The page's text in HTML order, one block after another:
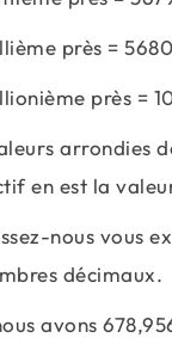
près =
près =
arrondies
en est la
nous vous
décimaux.
avons